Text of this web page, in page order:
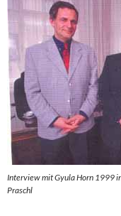
Interview mit Gyula Horn 1999
Praschl